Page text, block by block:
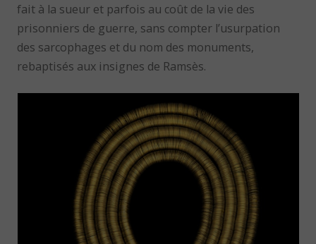
fait à la sueur et parfois au coût de la vie des
prisonniers de guerre, sans compter l’usurpation
des sarcophages et du nom des monuments,
rebaptisés aux insignes de Ramsès.